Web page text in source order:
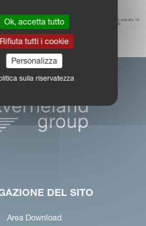
DEL SITO
Area Download
Ok, accetta tutto
Rifiuta tutti i cookie
Personalizza
sulla riservatezza